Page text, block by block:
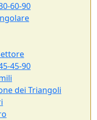
60-90
45-90
dei Triangoli